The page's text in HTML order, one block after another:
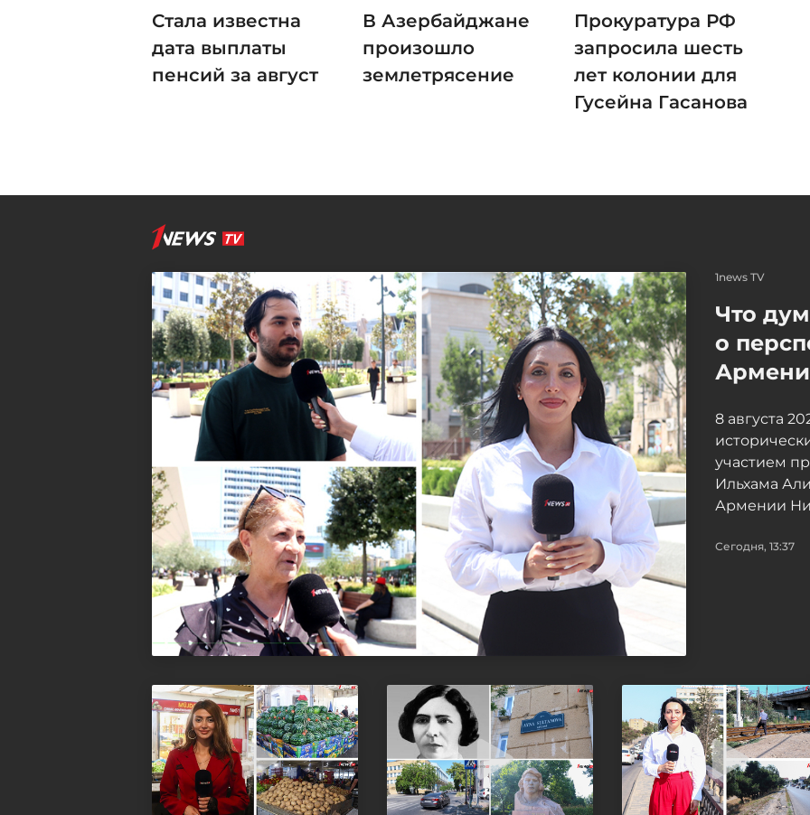
Стала известна
дата выплаты
пенсий за август
В Азербайджане
произошло
землетрясение
Прокуратура РФ
запросила шесть
лет колонии для
Гусейна Гасанова
1news TV
Что
о
8 августа
участием
Ильхама
Армении
Сегодня, 13:37